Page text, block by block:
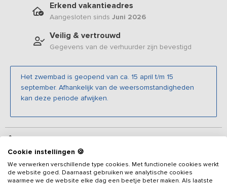
Erkend vakantieadres
Aangesloten sinds Juni 2026
Veilig & vertrouwd
Gegevens van de verhuurder zijn bevestigd
Het zwembad is geopend van ca. 15 april t/m 15
september. Afhankelijk van de weersomstandigheden
kan deze periode afwijken.
Nieuw in ons aanbod sinds juni 2026 - Welkom in het Zuid-
Limburgse heuvelland, waar dit gezelligevakantieadres voor 12
Cookie instellingen 🍪
We verwerken verschillende type cookies. Met functionele cookies werkt
de website goed. Daarnaast gebruiken we analytische cookies
waarmee we de website elke dag een beetje beter maken. Als laatste